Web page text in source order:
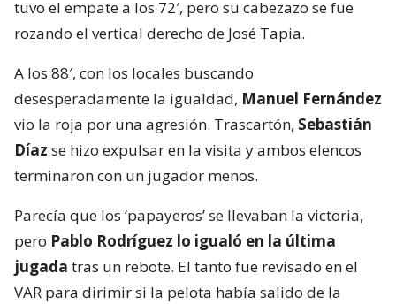
tuvo el empate a los 72′, pero su cabezazo se fue
rozando el vertical derecho de José Tapia.
A los 88′, con los locales buscando
desesperadamente la igualdad, Manuel Fernández
vio la roja por una agresión. Trascartón, Sebastián
Díaz se hizo expulsar en la visita y ambos elencos
terminaron con un jugador menos.
Parecía que los ‘papayeros’ se llevaban la victoria,
pero Pablo Rodríguez lo igualó en la última
jugada tras un rebote. El tanto fue revisado en el
VAR para dirimir si la pelota había salido de la